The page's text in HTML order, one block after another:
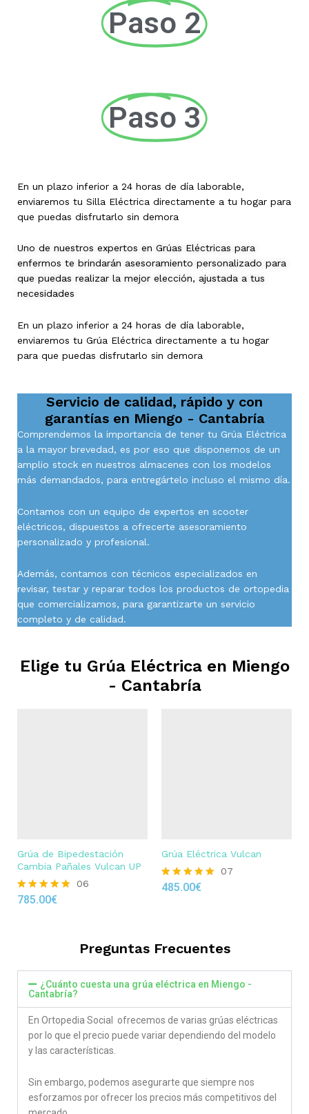
Paso 2
Paso 3
En un plazo inferior a 24 horas de día laborable,
enviaremos tu Silla Eléctrica directamente a tu hogar para
que puedas disfrutarlo sin demora
Uno de nuestros expertos en Grúas Eléctricas para
enfermos te brindarán asesoramiento personalizado para
que puedas realizar la mejor elección, ajustada a tus
necesidades
En un plazo inferior a 24 horas de día laborable,
enviaremos tu Grúa Eléctrica directamente a tu hogar
para que puedas disfrutarlo sin demora
Servicio de calidad, rápido y con
garantías en Miengo - Cantabría
Comprendemos la importancia de tener tu Grúa Eléctrica
a la mayor brevedad, es por eso que disponemos de un
amplio stock en nuestros almacenes con los modelos
más demandados, para entregártelo incluso el mismo día.
Contamos con un equipo de expertos en scooter
eléctricos, dispuestos a ofrecerte asesoramiento
personalizado y profesional.
Además, contamos con técnicos especializados en
revisar, testar y reparar todos los productos de ortopedia
que comercializamos, para garantizarte un servicio
completo y de calidad.
Elige tu Grúa Eléctrica en Miengo
- Cantabría
Grúa de Bipedestación
Cambia Pañales Vulcan UP
Rated
06
785.00€
Grúa Eléctrica Vulcan
Rated
07
485.00€
Preguntas Frecuentes
¿Cuánto cuesta una grúa eléctrica en Miengo -
Cantabría?
En Ortopedia Social ofrecemos de varias grúas eléctricas
por lo que el precio puede variar dependiendo del modelo
y las características.
Sin embargo, podemos asegurarte que siempre nos
esforzamos por ofrecer los precios más competitivos del